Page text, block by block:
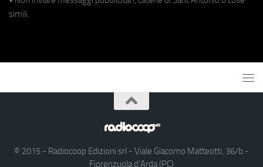
simili.
© 2015 - Radiocoop Edizioni srl - Viale Giacomo Matteotti, 36/b -
Fiorenzuola d'Arda (PC)